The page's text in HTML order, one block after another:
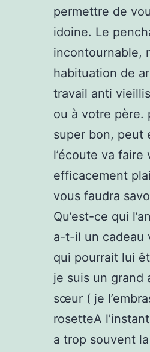
permettre de
idoine. Le
incontournable,
habituation de
travail anti
ou à votre père.
super bon, peut
l’écoute va faire
efficacement
vous faudra
Qu’est-ce qui
a-t-il un cadeau
qui pourrait lui
je suis un grand
sœur ( je
rosetteA
a trop souvent